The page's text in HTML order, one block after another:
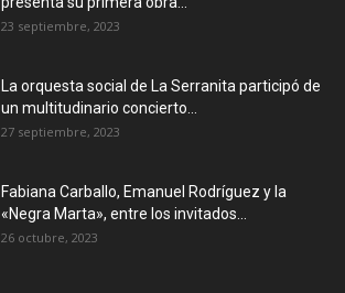
23 septiembre, 2023
La orquesta social de La Serranita participó de
un multitudinario concierto...
27 septiembre, 2023
Fabiana Carballo, Emanuel Rodríguez y la
«Negra Marta», entre los invitados...
26 octubre, 2023